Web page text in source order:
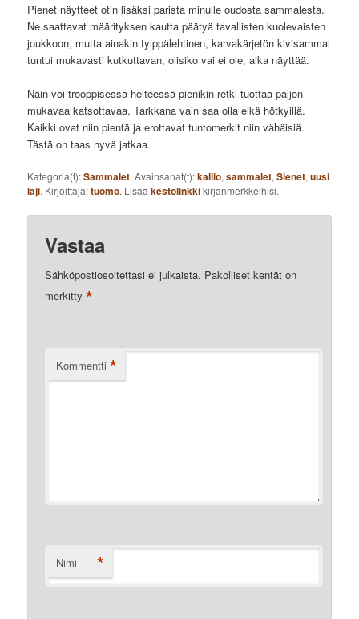
Pienet näytteet otin lisäksi parista minulle oudosta sammalesta.
Ne saattavat määrityksen kautta päätyä tavallisten kuolevaisten
joukkoon, mutta ainakin tylppälehtinen, karvakärjetön kivisammal
tuntui mukavasti kutkuttavan, olisiko vai ei ole, aika näyttää.
Näin voi trooppisessa helteessä pienikin retki tuottaa paljon
mukavaa katsottavaa. Tarkkana vain saa olla eikä hötkyillä.
Kaikki ovat niin pientä ja erottavat tuntomerkit niin vähäisiä.
Tästä on taas hyvä jatkaa.
Kategoria(t):Sammalet. Avainsanat(t):kallio,sammalet,Sienet,uusi
laji. Kirjoittaja:tuomo. Lisääkestolinkkikirjanmerkkeihisi.
Vastaa
Sähköpostiosoitettasi ei julkaista. Pakolliset kentät on
merkitty*
Kommentti *
Nimi *